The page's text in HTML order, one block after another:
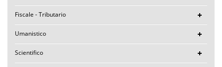
Fiscale - Tributario
Umanistico
Scientifico